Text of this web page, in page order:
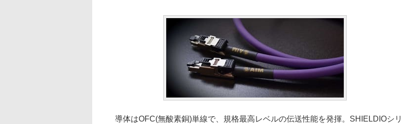
導体はOFC(無酸素銅)単線で、規格最高レベルの伝送性能を発揮。SHIELDIOシリ